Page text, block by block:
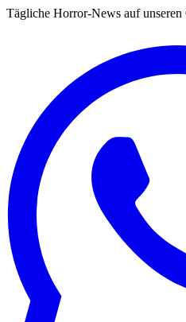
Tägliche Horror-News auf unseren